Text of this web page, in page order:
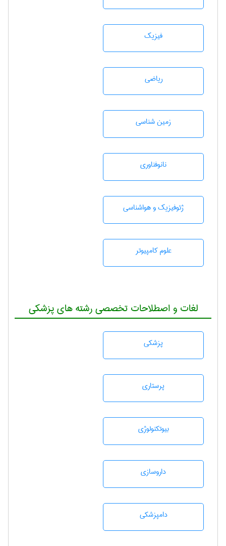
فیزیک
رياضی
زمين شناسی
نانوفناوری
ژئوفيزيك و هواشناسی
علوم کامپیوتر
لغات و اصطلاحات تخصصی رشته های پزشکی
پزشكی
پرستاری
بيوتكنولوژی
داروسازی
دامپزشكی